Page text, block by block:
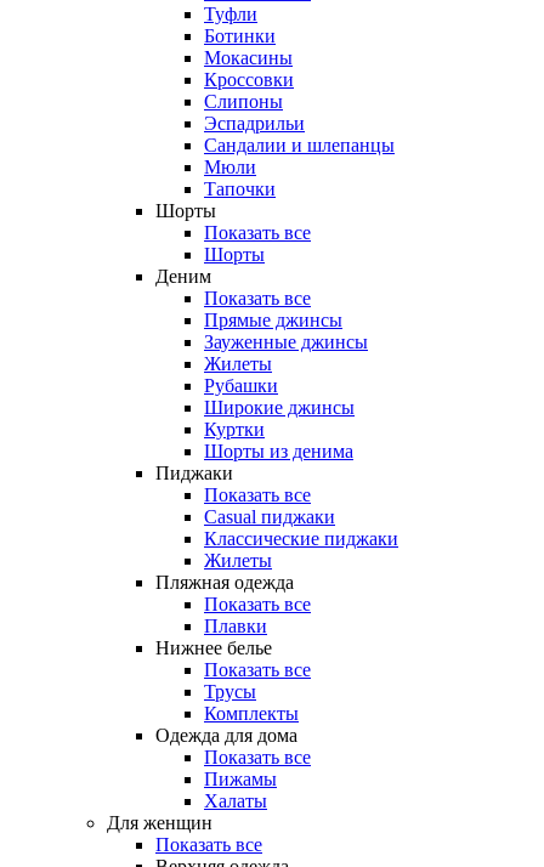
Туфли
Ботинки
Мокасины
Кроссовки
Слипоны
Эспадрильи
Сандалии и шлепанцы
Мюли
Тапочки
Шорты
Показать все
Шорты
Деним
Показать все
Прямые джинсы
Зауженные джинсы
Жилеты
Рубашки
Широкие джинсы
Куртки
Шорты из денима
Пиджаки
Показать все
Casual пиджаки
Классические пиджаки
Жилеты
Пляжная одежда
Показать все
Плавки
Нижнее белье
Показать все
Трусы
Комплекты
Одежда для дома
Показать все
Пижамы
Халаты
Для женщин
Показать все